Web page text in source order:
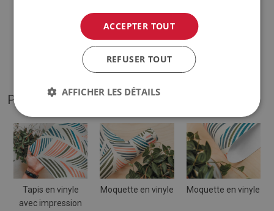
1,6 mm ;
Les teintes de la moquette peuvent varier légèrement
par rapport à la visualisation.
PHOTOS DE NOTRE PRODUIT
Tapis en vinyle
avec impression
Moquette en vinyle Moquette en vinyle
ACCEPTER TOUT
REFUSER TOUT
AFFICHER LES DÉTAILS